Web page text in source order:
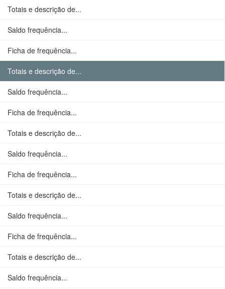
Totais e descrição de...
Saldo frequência...
Ficha de frequência...
Totais e descrição de...
Saldo frequência...
Ficha de frequência...
Totais e descrição de...
Saldo frequência...
Ficha de frequência...
Totais e descrição de...
Saldo frequência...
Ficha de frequência...
Totais e descrição de...
Saldo frequência...